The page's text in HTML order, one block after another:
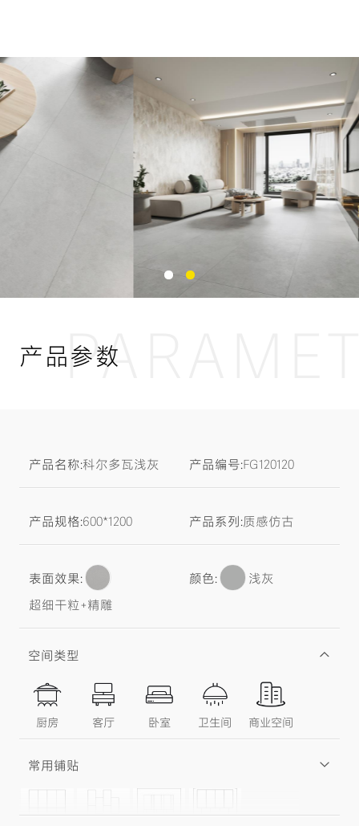
产品参数
产品名称:科尔多瓦浅灰 产品编号:FG120120
产品规格:600*1200 产品系列:质感仿古
表面效果:
超细干粒+精雕
颜色: 浅灰
空间类型
厨房 客厅 卧室 卫生间 商业空间
常用铺贴